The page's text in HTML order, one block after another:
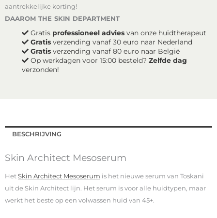
€130,00.€104,00.
Cream
Duo
aantrekkelijke korting!
daarom the skin department
Gratis professioneel advies van onze huidtherapeut
Gratis verzending vanaf 30 euro naar Nederland
Gratis verzending vanaf 80 euro naar België
Op werkdagen voor 15:00 besteld? Zelfde dag
verzonden!
BESCHRIJVING
Skin Architect Mesoserum
Het Skin Architect Mesoserum is het nieuwe serum van Toskani
uit de Skin Architect lijn. Het serum is voor alle huidtypen, maar
werkt het beste op een volwassen huid van 45+.